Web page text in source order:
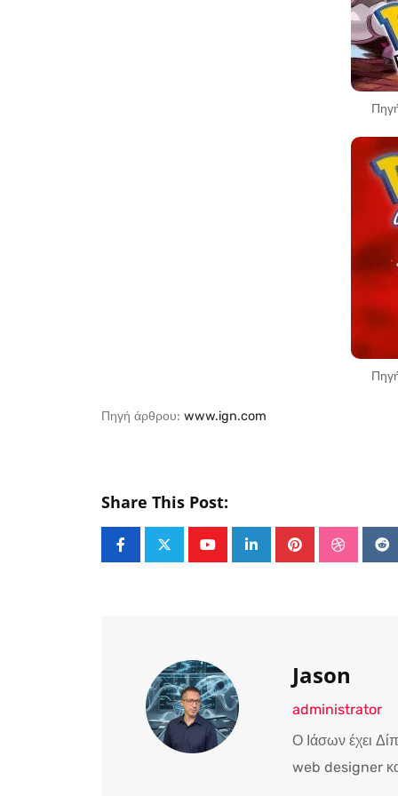
Πηγή άρθρου: www.ign.com
Share This Post:
YoutubeLinkedInPinterest
Jason
administrator
Ο Ιάσων έχει
web designer